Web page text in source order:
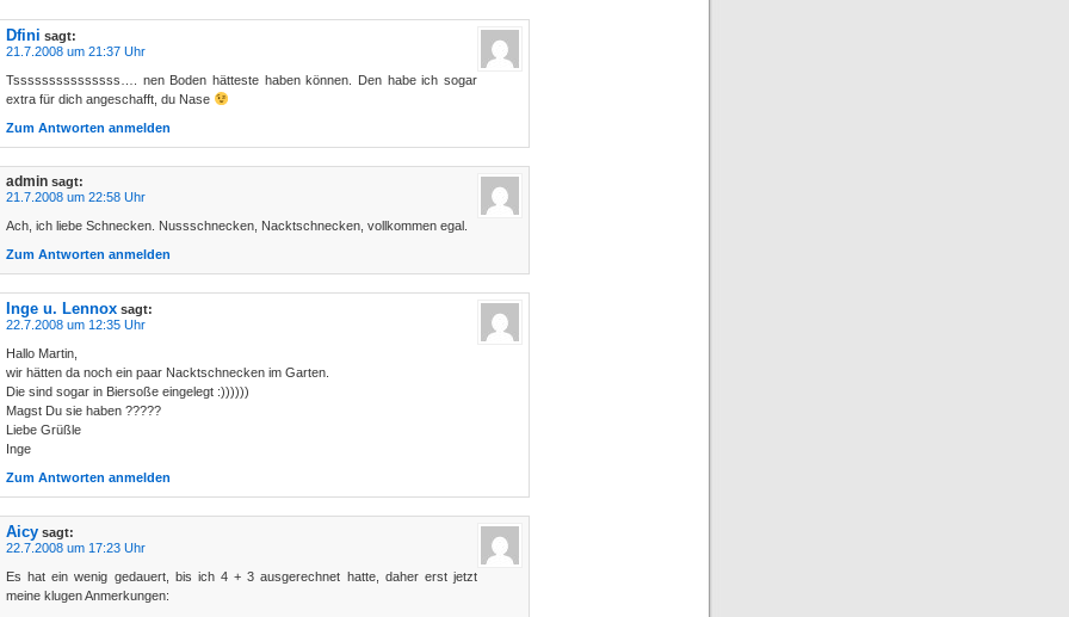
Dfini sagt:
21.7.2008 um 21:37 Uhr
Tsssssssssssssss…. nen Boden hätteste haben können. Den habe ich sogar
extra für dich angeschafft, du Nase
Zum Antworten anmelden
admin sagt:
21.7.2008 um 22:58 Uhr
Ach, ich liebe Schnecken. Nussschnecken, Nacktschnecken, vollkommen egal.
Zum Antworten anmelden
Inge u. Lennox sagt:
22.7.2008 um 12:35 Uhr
Hallo Martin,
wir hätten da noch ein paar Nacktschnecken im Garten.
Die sind sogar in Biersoße eingelegt :))))))
Magst Du sie haben ?????
Liebe Grüßle
Inge
Zum Antworten anmelden
Aicy sagt:
22.7.2008 um 17:23 Uhr
Es hat ein wenig gedauert, bis ich 4 + 3 ausgerechnet hatte, daher erst jetzt
meine klugen Anmerkungen: